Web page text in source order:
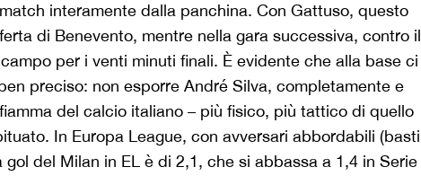
interamente dalla panchina. Con Gattuso, questo
di Benevento, mentre nella gara successiva, contro il
per i venti minuti finali. È evidente che alla base ci
preciso: non esporre André Silva, completamente e
del calcio italiano – più fisico, più tattico di quello
In Europa League, con avversari abbordabili (basti
gol del Milan in EL è di 2,1, che si abbassa a 1,4 in Serie